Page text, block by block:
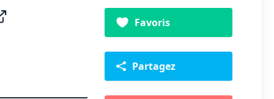
Favoris
Partagez